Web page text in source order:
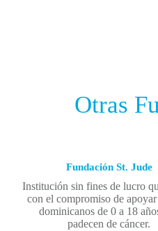
Otras
Fundación St. Jude
Institución sin fines de lucro
con el compromiso de
dominicanos de 0 a 18
padecen de cáncer.